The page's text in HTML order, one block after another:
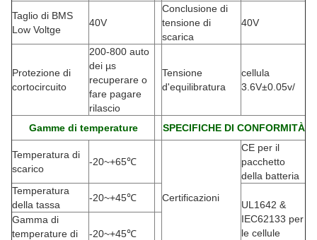
Taglio di BMS
Low Voltge
40V
Conclusione di
tensione di
scarica
40V
Protezione di
cortocircuito
200-800 auto
dei µs
recuperare o
fare pagare
rilascio
Tensione
d'equilibratura
cellula
3.6V±0.05v/
Gamme di temperature SPECIFICHE DI CONFORMITÀ
Temperatura di
scarico
-20~+65℃
Certificazioni
CE per il
pacchetto
della batteria
Temperatura
della tassa
-20~+45℃
UL1642 &
IEC62133 per
le cellule
Gamma di
temperature di
-20~+45℃